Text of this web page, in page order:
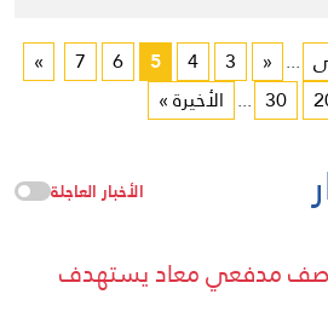
...
«
3
4
5
6
7
»
30
... الأخيرة »
الأخبار العاجلة
مدفعي معاد يستهدف